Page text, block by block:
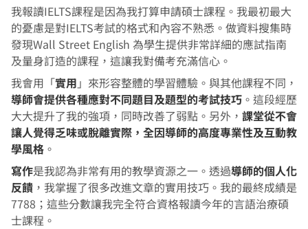
我報讀IELTS課程是因為我打算申請碩士課程。我最初最大
的憂慮是對IELTS考試的格式和內容不熟悉。做資料搜集時
發現Wall Street English 為學生提供非常詳細的應試指南
及量身訂造的課程，這讓我對備考充滿信心。
我會用「實用 」來形容整體的學習體驗。與其他課程不同，
導師會提供各種應對不同題目及題型的考試技巧 。這段經歷
大大提升了我的強項，同時改善了弱點。另外， 課堂從不會
讓人覺得乏味或脫離實際，全因導師的高度專業性及互動教
學風格 。
寫作是我認為非常有用的教學資源之一。透過導師的個人化
反饋 ，我掌握了很多改進文章的實用技巧。我的最終成績是
7788；這些分數讓我完全符合資格報讀今年的言語治療碩
士課程。